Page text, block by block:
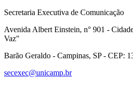
Secretaria Executiva de Comunicação
Avenida Albert Einstein, n° 901 -
Vaz"
Barão Geraldo - Campinas, SP - CEP:
secexec@unicamp.br